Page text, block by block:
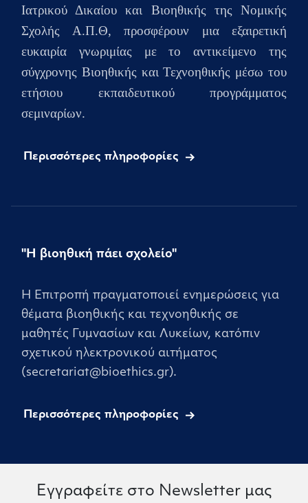
Ιατρικού Δικαίου και Βιοηθικής της Νομικής
Σχολής Α.Π.Θ, προσφέρουν μια εξαιρετική
ευκαιρία γνωριμίας με το αντικείμενο της
σύγχρονης Βιοηθικής και Τεχνοηθικής μέσω του
ετήσιου
εκπαιδευτικού προγράμματος
σεμιναρίων.
Περισσότερες πληροφορίες
"Η βιοηθική πάει σχολείο"
Η Επιτροπή πραγματοποιεί ενημερώσεις για
θέματα βιοηθικής και τεχνοηθικής σε
μαθητές Γυμνασίων και Λυκείων, κατόπιν
σχετικού ηλεκτρονικού αιτήματος
(secretariat@bioethics.gr).
Περισσότερες πληροφορίες
Εγγραφείτε στο Newsletter μας